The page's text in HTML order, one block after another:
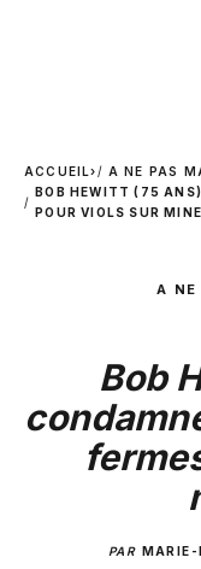
ACCUEIL› A NE PAS
BOB HEWITT (75
POUR VIOLS SUR
A NE
Bob
PAR MARIE-